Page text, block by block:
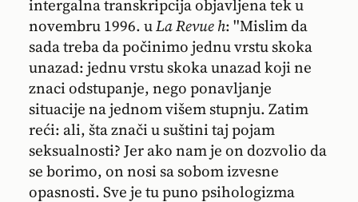
intergalna transkripcija objavljena tek u
novembru 1996. uLa Revueh: ''Mislim da
sada treba da počinimo jednu vrstu skoka
unazad: jednu vrstu skoka unazad koji ne
znaci odstupanje, nego ponavljanje
situacije na jednom višem stupnju. Zatim
reći: ali, šta znači u suštini taj pojam
seksualnosti? Jer ako nam je on dozvolio da
se borimo, on nosi sa sobom izvesne
opasnosti. Sve je tu puno psihologizma